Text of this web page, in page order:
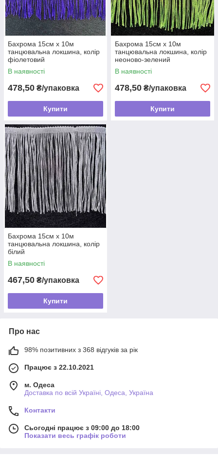
Бахрома 15см х 10м
танцювальна локшина, колір
фіолетовий
В наявності
478,50 ₴/упаковка
Купити
Бахрома 15см х 10м
танцювальна локшина, колір
неоново-зелений
В наявності
478,50 ₴/упаковка
Купити
Бахрома 15см х 10м
танцювальна локшина, колір
білий
В наявності
467,50 ₴/упаковка
Купити
Про нас
98% позитивних з 368 відгуків за рік
Працює з 22.10.2021
м. Одеса
Доставка по всій Україні, Одеса, Україна
Контакти
Сьогодні працює з 09:00 до 18:00
Показати весь графік роботи